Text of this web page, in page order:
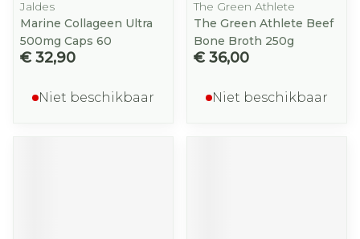
Jaldes
Marine Collageen Ultra
500mg Caps 60
€ 32,90
Niet beschikbaar
The Green Athlete
The Green Athlete Beef
Bone Broth 250g
€ 36,00
Niet beschikbaar